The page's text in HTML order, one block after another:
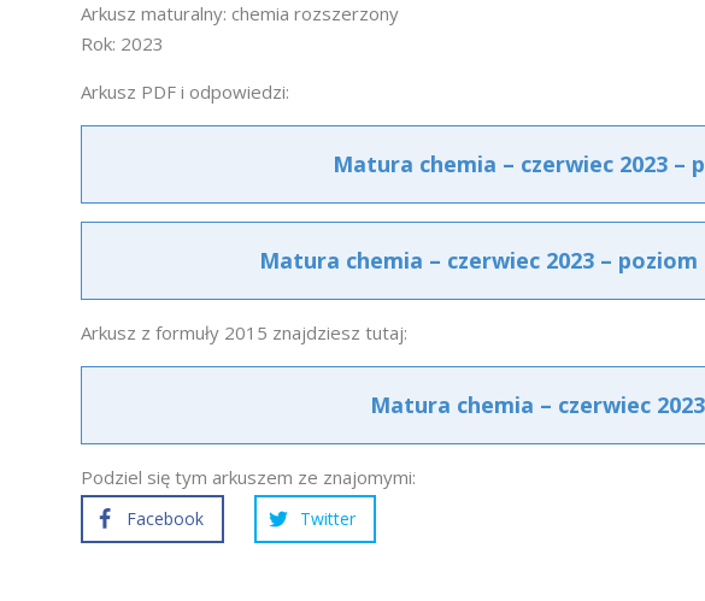
Arkusz maturalny: chemia rozszerzony
Rok: 2023
Arkusz PDF i odpowiedzi:
Matura chemia – czerwiec 2023 –
Matura chemia – czerwiec 2023 –
Arkusz z formuły 2015 znajdziesz tutaj:
Matura chemia – czerwiec
Podziel się tym arkuszem ze znajomymi:
Facebook Twitter